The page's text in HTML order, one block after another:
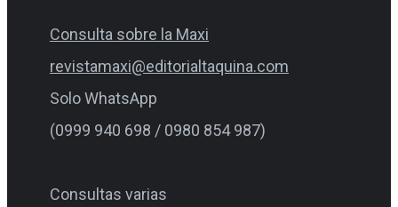
Consulta sobre la Maxi
revistamaxi@editorialtaquina.com
Solo WhatsApp
(0999 940 698 / 0980 854 987)
Consultas varias